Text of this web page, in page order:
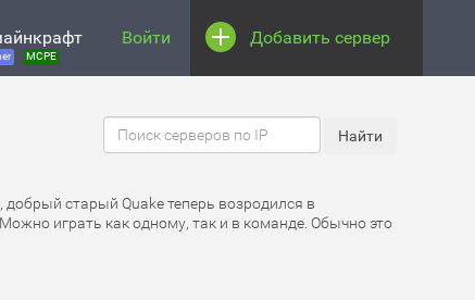
MCPE
Войти Добавить сервер
добрый старый Quake теперь возродился в
играть как одному, так и в команде. Обычно это